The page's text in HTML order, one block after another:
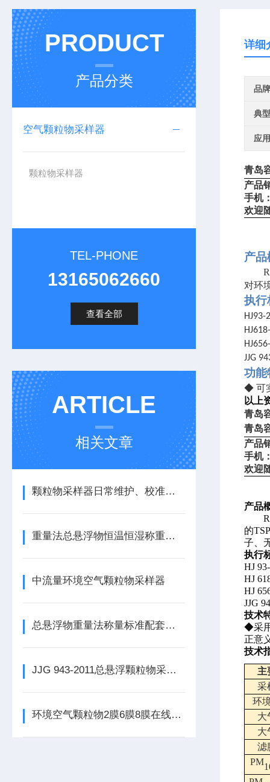
PRODUCT
产品分类
空气颗粒物采样器
颗粒物采样器
TEL-PHONE
13165062660
查看全部
ARTICLE
相关文章
颗粒物采样器日常维护、校准与周期核查要点
重量法总悬浮物恒温恒湿称重系统
中流量环境空气颗粒物采样器
总悬浮物重量法称量标准配套设备
JJG 943-2011总悬浮颗粒物采样器介绍
环境空气颗粒物2膜6膜8膜在线换膜采样器
详细
品牌
典
应
青岛
产品
手机
欢迎
产
对环
执
HJ93-
JJG
功能
◆ 可
以上
青岛
青岛
产品
手机
欢迎
产品
的
子、
执行
HJ
HJ
HJ
JJG
技术
◆采
正意
技术
主
采
环
大
大
滤
PM